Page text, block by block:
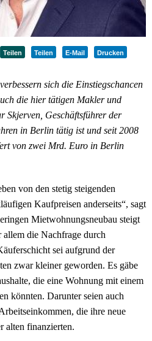
Teilen Teilen E-Mail Drucken
sich die Einstiegschancen
die hier tätigen Makler und
Skjerven, Geschäftsführer der
in Berlin tätig ist und seit 2008
von zwei Mrd. Euro in Berlin
von den stetig steigenden
Kaufpreisen anderseits“, sagt
Mietwohnungsneubau steigt
die Nachfrage durch
sei aufgrund der
zwar kleiner geworden. Es gäbe
die eine Wohnung mit einem
könnten. Darunter seien auch
die ihre neue
alten finanzierten.